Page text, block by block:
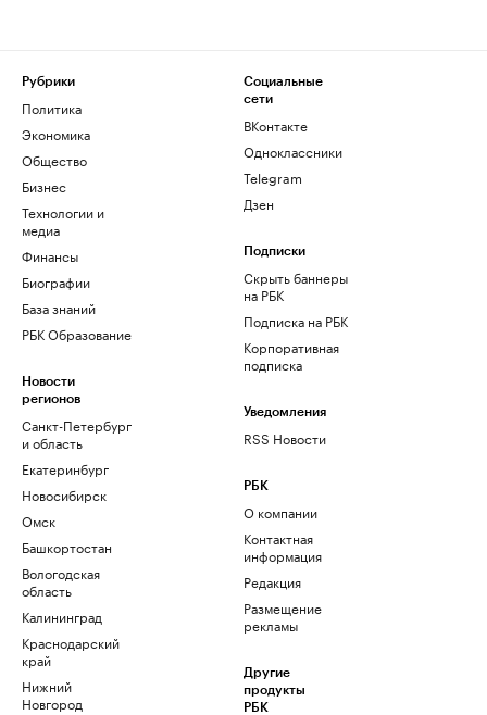
Рубрики
Политика
Экономика
Общество
Бизнес
Технологии и
медиа
Финансы
Биографии
База знаний
РБК Образование
Новости
регионов
Санкт-Петербург
и область
Екатеринбург
Новосибирск
Омск
Башкортостан
Вологодская
область
Калининград
Краснодарский
край
Нижний
Новгород
Социальные
сети
ВКонтакте
Одноклассники
Telegram
Дзен
Подписки
Скрыть баннеры
на РБК
Подписка на РБК
Корпоративная
подписка
Уведомления
RSS Новости
РБК
О компании
Контактная
информация
Редакция
Размещение
рекламы
Другие
продукты
РБК